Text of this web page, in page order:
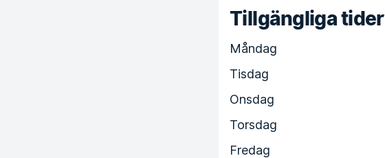
Tillgängliga tider
Måndag
Tisdag
Onsdag
Torsdag
Fredag